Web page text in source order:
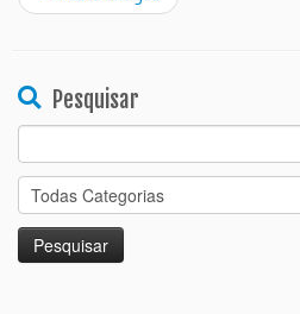
Pesquisar
for: